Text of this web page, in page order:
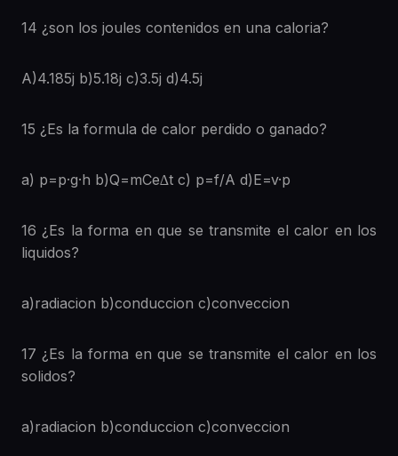
14 ¿son los joules contenidos en una caloria?
A)4.185j b)5.18j c)3.5j d)4.5j
15 ¿Es la formula de calor perdido o ganado?
a) p=p·g·h b)Q=mCe∆t c) p=f/A d)E=v·p
16 ¿Es la forma en que se transmite el calor en los
liquidos?
a)radiacion b)conduccion c)conveccion
17 ¿Es la forma en que se transmite el calor en los
solidos?
a)radiacion b)conduccion c)conveccion